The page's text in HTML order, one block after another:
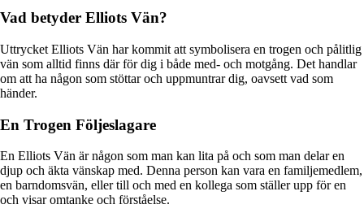
Vad betyder Elliots Vän?
Uttrycket Elliots Vän har kommit att symbolisera en trogen och pålitlig
vän som alltid finns där för dig i både med- och motgång. Det handlar
om att ha någon som stöttar och uppmuntrar dig, oavsett vad som
händer.
En Trogen Följeslagare
En Elliots Vän är någon som man kan lita på och som man delar en
djup och äkta vänskap med. Denna person kan vara en familjemedlem,
en barndomsvän, eller till och med en kollega som ställer upp för en
och visar omtanke och förståelse.